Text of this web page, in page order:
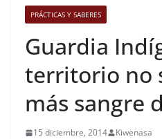
PRÁCTICAS Y SABERES
Guardia
territorio no
más sangre
15 diciembre, 2014 Kiwenasa